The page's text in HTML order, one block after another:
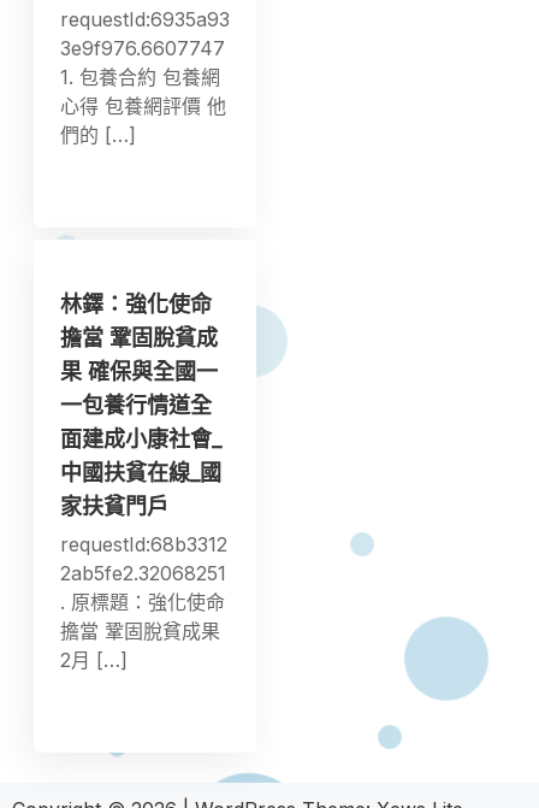
requestId:6935a93
3e9f976.6607747
1. 包養合約 包養網
心得 包養網評價 他
們的 […]
林鐸：強化使命
擔當 鞏固脫貧成
果 確保與全國一
一包養行情道全
面建成小康社會_
中國扶貧在線_國
家扶貧門戶
requestId:68b3312
2ab5fe2.32068251
. 原標題：強化使命
擔當 鞏固脫貧成果
2月 […]